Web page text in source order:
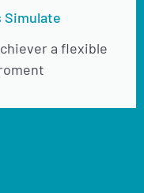
Simulate
a flexible